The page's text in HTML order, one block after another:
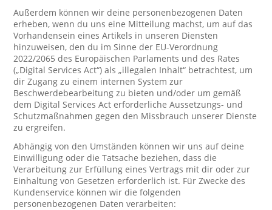
Außerdem können wir deine personenbezogenen Daten
erheben, wenn du uns eine Mitteilung machst, um auf das
Vorhandensein eines Artikels in unseren Diensten
hinzuweisen, den du im Sinne der EU-Verordnung
2022/2065 des Europäischen Parlaments und des Rates
(„Digital Services Act“) als „illegalen Inhalt“ betrachtest, um
dir Zugang zu einem internen System zur
Beschwerdebearbeitung zu bieten und/oder um gemäß
dem Digital Services Act erforderliche Aussetzungs- und
Schutzmaßnahmen gegen den Missbrauch unserer Dienste
zu ergreifen.
Abhängig von den Umständen können wir uns auf deine
Einwilligung oder die Tatsache beziehen, dass die
Verarbeitung zur Erfüllung eines Vertrags mit dir oder zur
Einhaltung von Gesetzen erforderlich ist. Für Zwecke des
Kundenservice können wir die folgenden
personenbezogenen Daten verarbeiten: